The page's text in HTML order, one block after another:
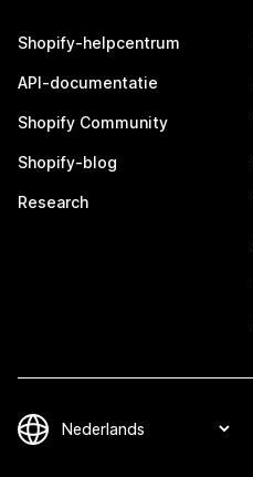
Shopify-helpcentrum
API-documentatie
Shopify Community
Shopify-blog
Research